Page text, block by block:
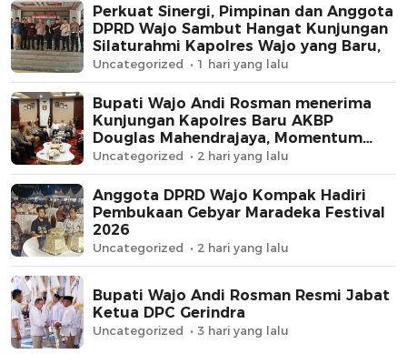
Perkuat Sinergi, Pimpinan dan Anggota
DPRD Wajo Sambut Hangat Kunjungan
Silaturahmi Kapolres Wajo yang Baru,
Uncategorized 1 hari yang lalu
Bupati Wajo Andi Rosman menerima
Kunjungan Kapolres Baru AKBP
Douglas Mahendrajaya, Momentum
Memperkuat Sinergi
Uncategorized 2 hari yang lalu
Anggota DPRD Wajo Kompak Hadiri
Pembukaan Gebyar Maradeka Festival
2026
Uncategorized 2 hari yang lalu
Bupati Wajo Andi Rosman Resmi Jabat
Ketua DPC Gerindra
Uncategorized 3 hari yang lalu